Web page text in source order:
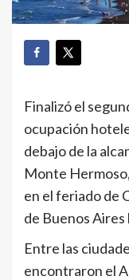
Finalizó el
ocupación
debajo de la
Monte
en el feriado de
de Buenos
Entre las
encontraron el